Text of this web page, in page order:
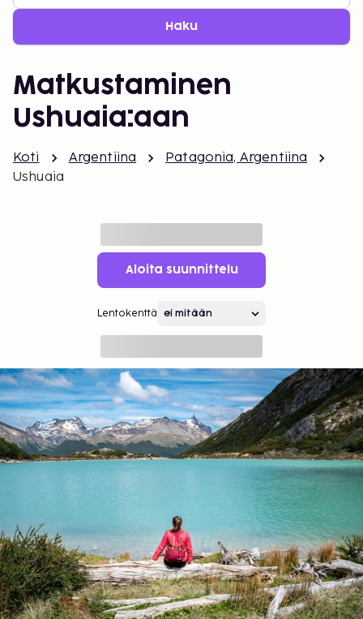
Haku
Matkustaminen
Ushuaia:aan
Koti Argentiina
Patagonia, Argentiina
Ushuaia
Aloita suunnittelu
Lentokenttä